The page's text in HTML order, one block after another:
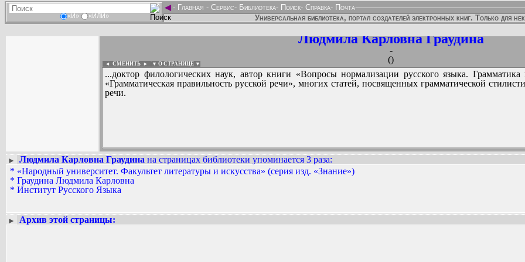
«И» «ИЛИ»
◄- Главная - Сервис- Библиотека- Поиск- Справка- Почта
Универсальная библиотека, портал создателей электронных книг. Только для
Людмила Карловна Граудина
-
()
◄ СМЕНИТЬ ► ▼ О СТРАНИЦЕ ▼
...доктор филологических наук, автор книги «Вопросы нормализации русского языка.
«Грамматическая правильность русской речи», многих статей, посвященных грамматической
речи.
Вадим Ершов...
...
СПИСОК НЕКОТОРЫХ ОЦИФРОВАННЫХ ИЗДАНИЙ:
► Людмила Карловна Граудина на страницах библиотеки упоминается 3 раза:
* «Народный университет. Факультет литературы и искусства» (серия изд. «Знание»)
* Граудина Людмила Карловна
* Институт Русского Языка
► Архив этой страницы: